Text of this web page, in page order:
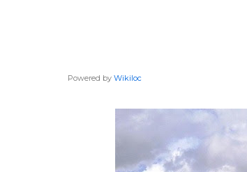
Powered by Wikiloc